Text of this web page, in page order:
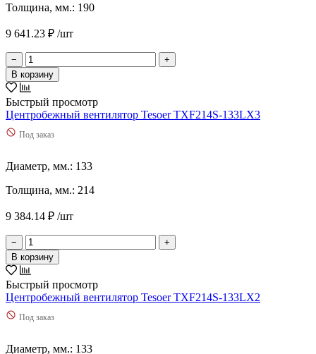
Толщина, мм.: 190
9 641.23 ₽ /шт
−
+
В корзину
Быстрый просмотр
Центробежный вентилятор Tesoer TXF214S-133LX3
Под заказ
Диаметр, мм.: 133
Толщина, мм.: 214
9 384.14 ₽ /шт
−
+
В корзину
Быстрый просмотр
Центробежный вентилятор Tesoer TXF214S-133LX2
Под заказ
Диаметр, мм.: 133